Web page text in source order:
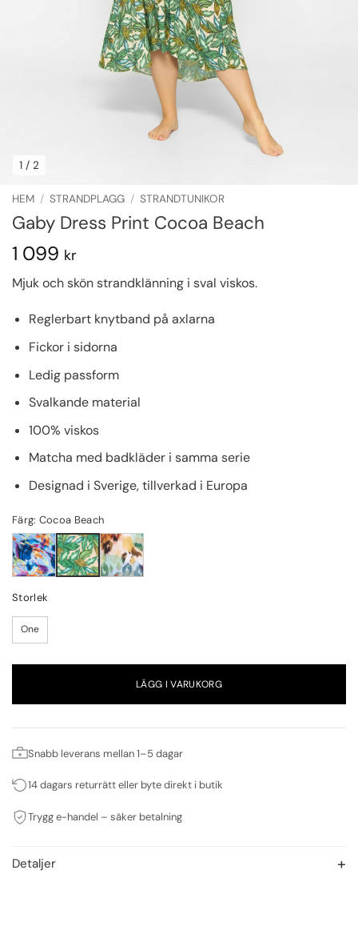
1 / 2
HEM / STRANDPLAGG / STRANDTUNIKOR
Gaby Dress Print Cocoa Beach
1 099 kr
Mjuk och skön strandklänning i sval viskos.
Reglerbart knytband på axlarna
Fickor i sidorna
Ledig passform
Svalkande material
100% viskos
Matcha med badkläder i samma serie
Designad i Sverige, tillverkad i Europa
Färg: Cocoa Beach
Storlek
One
LÄGG I VARUKORG
Snabb leverans mellan 1–5 dagar
14 dagars returrätt eller byte direkt i butik
Trygg e-handel – säker betalning
Detaljer